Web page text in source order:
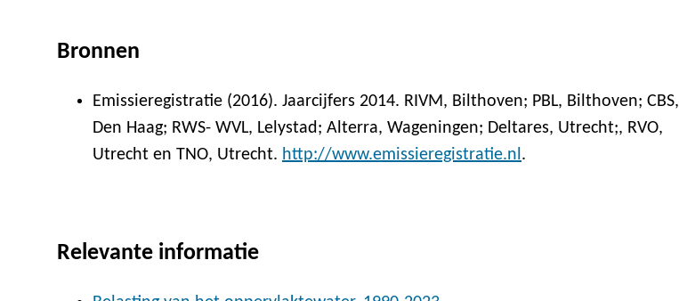
Bronnen
Emissieregistratie (2016). Jaarcijfers 2014. RIVM, Bilthoven; PBL, Bilthoven; CBS,
Den Haag; RWS- WVL, Lelystad; Alterra, Wageningen; Deltares, Utrecht;, RVO,
Utrecht en TNO, Utrecht. http://www.emissieregistratie.nl.
Relevante informatie